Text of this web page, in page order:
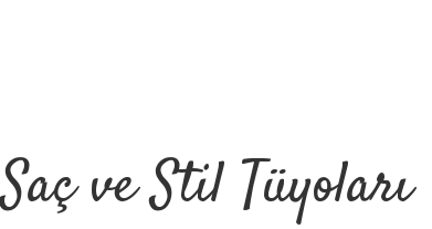
Saç ve Stil Tüyoları